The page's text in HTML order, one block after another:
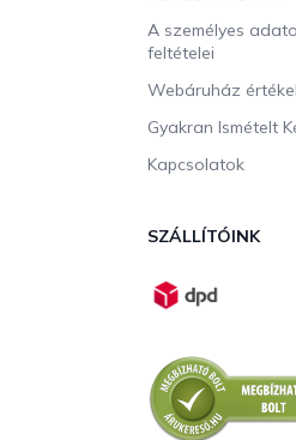
A személyes
feltételei
Webáruház
Gyakran Ismételt
Kapcsolatok
SZÁLLÍTÓINK